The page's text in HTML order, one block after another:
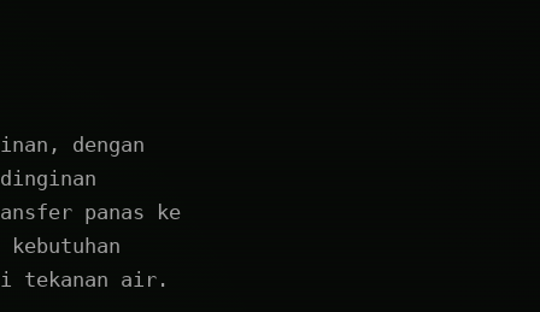
dengan
panas ke
tekanan air.